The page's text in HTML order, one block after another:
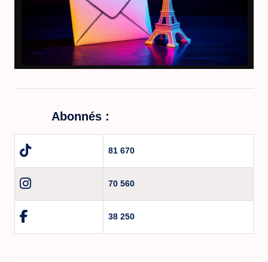
Abonnés :
81 670
70 560
38 250